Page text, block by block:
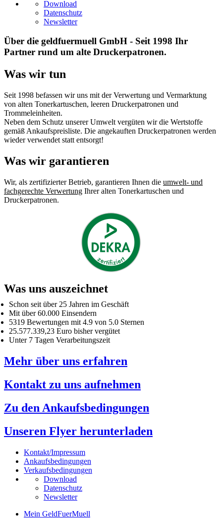
Download
Datenschutz
Newsletter
Über die geldfuermuell GmbH - Seit 1998 Ihr
Partner rund um alte Druckerpatronen.
Was wir tun
Seit 1998 befassen wir uns mit der Verwertung und Vermarktung
von alten Tonerkartuschen, leeren Druckerpatronen und
Trommeleinheiten.
Neben dem Schutz unserer Umwelt vergüten wir die Wertstoffe
gemäß Ankaufspreisliste. Die angekauften Druckerpatronen werden
wieder verwendet statt entsorgt!
Was wir garantieren
Wir, als zertifizierter Betrieb, garantieren Ihnen die umwelt- und
fachgerechte Verwertung Ihrer alten Tonerkartuschen und
Druckerpatronen.
Was uns auszeichnet
Schon seit über 25 Jahren im Geschäft
Mit über 60.000 Einsendern
5319 Bewertungen mit 4.9 von 5.0 Sternen
25.577.339,23 Euro bisher vergütet
Unter 7 Tagen Verarbeitungszeit
Mehr über uns erfahren
Kontakt zu uns aufnehmen
Zu den Ankaufsbedingungen
Unseren Flyer herunterladen
Kontakt/Impressum
Ankaufsbedingungen
Verkaufsbedingungen
Download
Datenschutz
Newsletter
Mein GeldFuerMuell